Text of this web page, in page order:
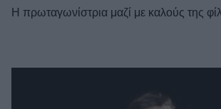
Η πρωταγωνίστρια μαζί με καλούς της